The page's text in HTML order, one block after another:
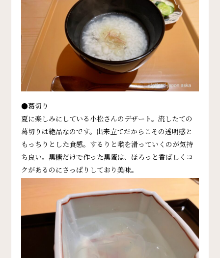
●葛切り
夏に楽しみにしている小松さんのデザート。流したての
葛切りは絶品なのです。出来立てだからこその透明感と
もっちりとした食感。するりと喉を滑っていくのが気持
ち良い。黒糖だけで作った黒蜜は、ほろっと香ばしくコ
クがあるのにさっぱりしており美味。